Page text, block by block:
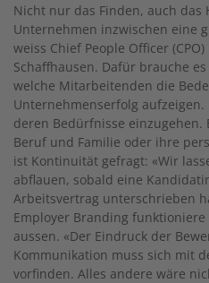
Nicht nur das Finden, auch
Unternehmen inzwischen eine
weiss Chief People Officer
Schaffhausen. Dafür brauche
welche Mitarbeitenden die
Unternehmenserfolg
deren Bedürfnisse einzugehen.
Beruf und Familie oder ihre
ist Kontinuität gefragt: «Wir
abflauen, sobald eine
Arbeitsvertrag unterschrieben
Employer Branding
aussen. «Der Eindruck der
Kommunikation muss sich mit
vorfinden. Alles andere wäre